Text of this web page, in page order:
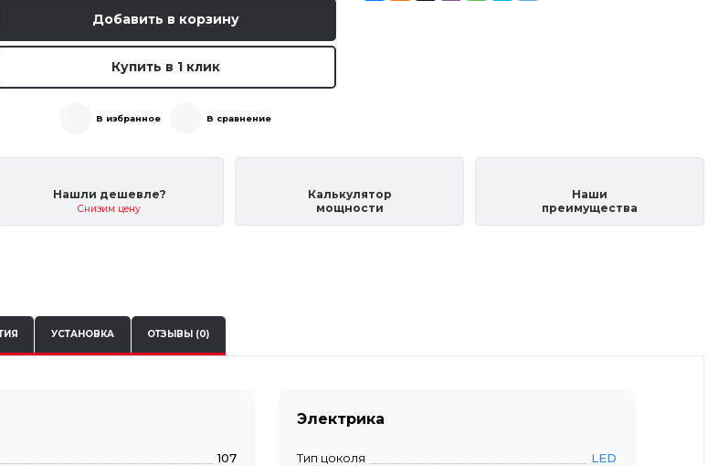
Добавить в корзину
Купить в 1 клик
В избранное В сравнение
Нашли дешевле?
Снизим цену
Калькулятор
мощности
Наши
преимущества
УСТАНОВКА ОТЗЫВЫ (0)
107
Электрика
Тип цоколя
LED